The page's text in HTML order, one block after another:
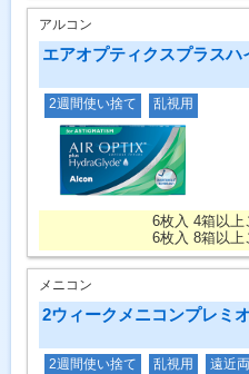
アルコン
エアオプティクスプラスハ
2週間使い捨て 乱視用
6枚入 4箱以上
6枚入 8箱以上
メニコン
2ウィークメニコンプレミ
2週間使い捨て 乱視用 遠近